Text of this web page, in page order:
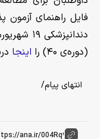
فایل راهنمای
(دوره‌ی ۴۰) را
اینجا
انتهای پیام/